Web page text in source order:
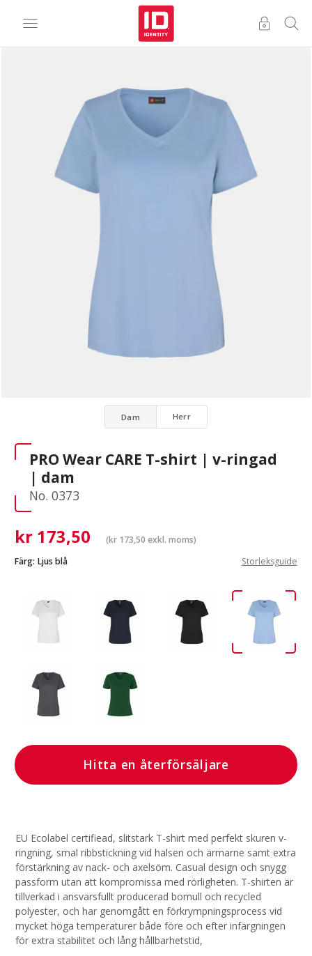
Dam Herr
PRO Wear CARE T-shirt | v-ringad
| dam
No. 0373
kr 173,50 (kr 173,50 exkl. moms)
Färg: Ljus blå Storleksguide
Hitta en återförsäljare
EU Ecolabel certifiead, slitstark T-shirt med perfekt skuren v-
ringning, smal ribbstickning vid halsen och ärmarne samt extra
förstärkning av nack- och axelsöm. Casual design och snygg
passform utan att kompromissa med rörligheten. T-shirten är
tillverkad i ansvarsfullt producerad bomull och recycled
polyester, och har genomgått en förkrympningsprocess vid
mycket höga temperaturer både före och efter infärgningen
för extra stabilitet och lång hållbarhetstid,